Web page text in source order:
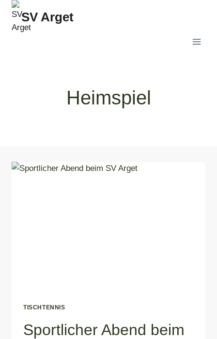
Zum
Inhalt
springen
SV Arget
Heimspiel
TISCHTENNIS
Sportlicher Abend beim